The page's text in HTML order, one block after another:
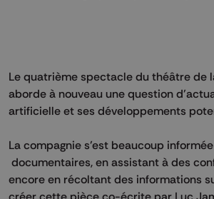
Le quatrième spectacle du théâtre de
aborde à nouveau une question
artificielle et ses développements
La compagnie s’est beaucoup
documentaires, en assistant à des
encore en récoltant des informations
créer cette pièce co-écrite par Luc